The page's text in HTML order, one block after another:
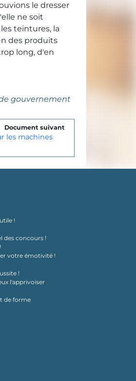
le dresser
ne soit
teintures, la
des produits
long, d'en
gouvernement
Document suivant
les machines
!
des concours !
votre émotivité !
!
l'apprivoiser
de forme